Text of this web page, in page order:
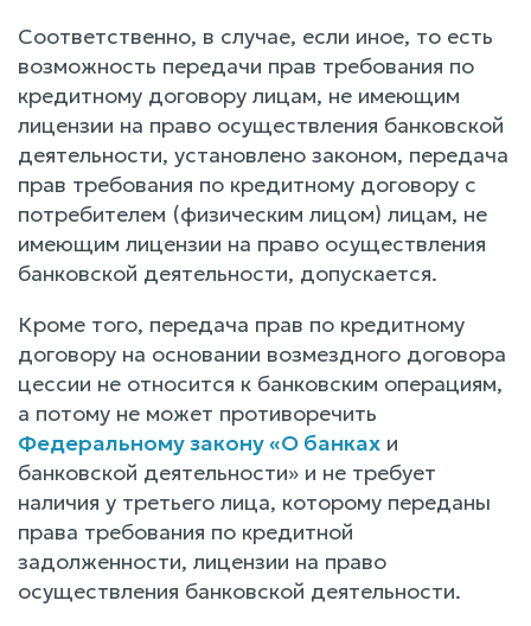
Соответственно, в случае, если иное, то есть
возможность передачи прав требования по
кредитному договору лицам, не имеющим
лицензии на право осуществления банковской
деятельности, установлено законом, передача
прав требования по кредитному договору с
потребителем (физическим лицом) лицам, не
имеющим лицензии на право осуществления
банковской деятельности, допускается.
Кроме того, передача прав по кредитному
договору на основании возмездного договора
цессии не относится к банковским операциям,
а потому не может противоречить
Федеральному закону «О банках и
банковской деятельности» и не требует
наличия у третьего лица, которому переданы
права требования по кредитной
задолженности, лицензии на право
осуществления банковской деятельности.